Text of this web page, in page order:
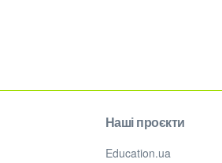
Наші проєкти
Education.ua